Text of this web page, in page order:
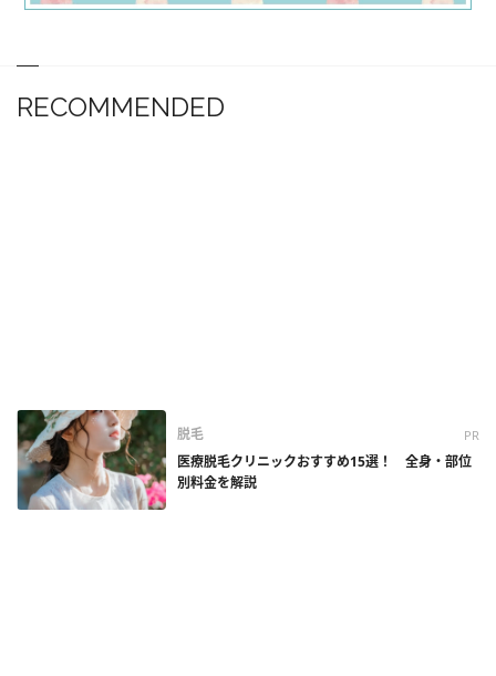
RECOMMENDED
脱毛 PR
医療脱毛クリニックおすすめ15選！ 全身・部位
別料金を解説